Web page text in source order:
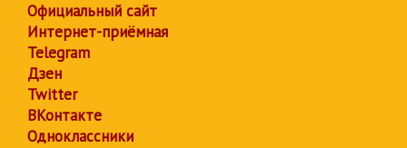
Официальный сайт
Интернет-приёмная
Telegram
Дзен
Twitter
ВКонтакте
Одноклассники